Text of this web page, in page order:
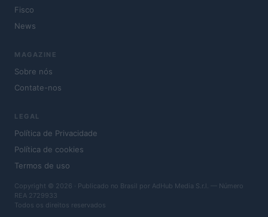
Fisco
News
MAGAZINE
Sobre nós
Contate-nos
LEGAL
Política de Privacidade
Política de cookies
Termos de uso
Copyright © 2026 · Publicado no Brasil por AdHub Media S.r.l. — Número
REA 2729933
Todos os direitos reservados